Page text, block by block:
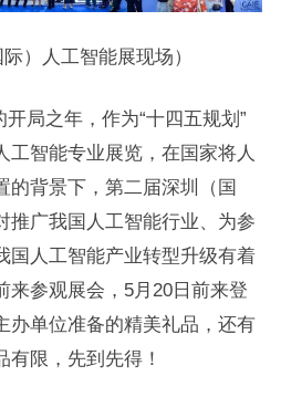
际）人工智能展现场）
开局之年，作为“十四五规划”
工智能专业展览，在国家将人
的背景下，第二届深圳（国
推广我国人工智能行业、为参
国人工智能产业转型升级有着
来参观展会，5月20日前来登
办单位准备的精美礼品，还有
有限，先到先得！